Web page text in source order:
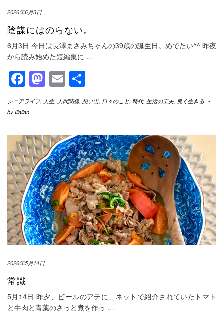
2026年6月3日
陰謀にはのらない。
6月3日 今日は長澤まさみちゃんの39歳の誕生日。めでたい^^ 昨夜
から読み始めた短編集に …
Facebook
Mastodon
Email
有
シニアライフ, 人生, 人間関係, 想い出, 日々のこと, 時代, 生活の工夫, 良く生きる -
by Illallan
2026年5月14日
常識
5月14日 昨夕、ビールのアテに、ネットで紹介されていたトマト
と牛肉と青葉のさっと煮を作っ …